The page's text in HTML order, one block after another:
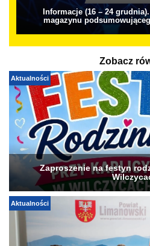
Informacje (16 – 24
magazynu
Zobacz
Aktualności
Zaproszenie na festyn
Aktualności